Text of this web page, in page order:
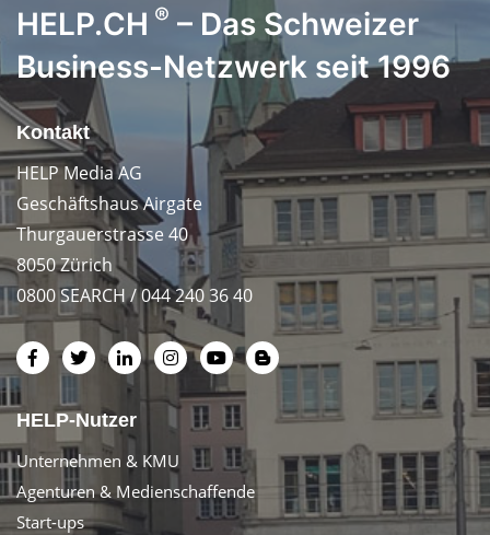
HELP.CH ® – Das Schweizer
Business-Netzwerk seit 1996
Kontakt
HELP Media AG
Geschäftshaus Airgate
Thurgauerstrasse 40
8050 Zürich
0800 SEARCH / 044 240 36 40
HELP-Nutzer
Unternehmen & KMU
Agenturen & Medienschaffende
Start-ups